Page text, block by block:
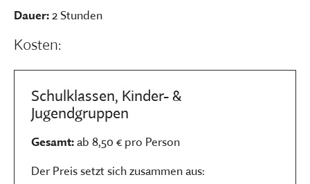
Dauer: 2 Stunden
Kosten:
Schulklassen, Kinder- &
Jugendgruppen
Gesamt:ab 8,50 € pro Person
Der Preis setzt sich zusammen aus: